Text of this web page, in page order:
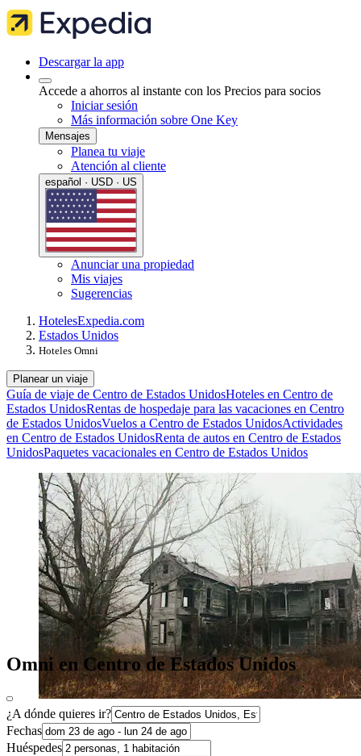
Descargar la app
Accede a ahorros al instante con los Precios para socios
Iniciar sesión
Más información sobre One Key
Mensajes
Planea tu viaje
Atención al cliente
español · USD · US
Anunciar una propiedad
Mis viajes
Sugerencias
HotelesExpedia.com
Estados Unidos
Hoteles Omni
Planear un viaje
Guía de viaje de Centro de Estados UnidosHoteles en Centro de
Estados UnidosRentas de hospedaje para las vacaciones en Centro
de Estados UnidosVuelos a Centro de Estados UnidosActividades
en Centro de Estados UnidosRenta de autos en Centro de Estados
UnidosPaquetes vacacionales en Centro de Estados Unidos
Omni en Centro de Estados Unidos
¿A dónde quieres ir?
Fechas
Huéspedes